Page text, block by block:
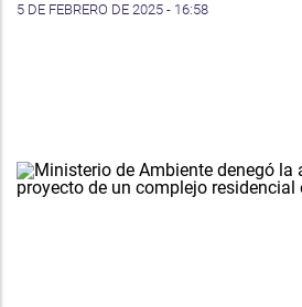
5 DE FEBRERO DE 2025 - 16:58